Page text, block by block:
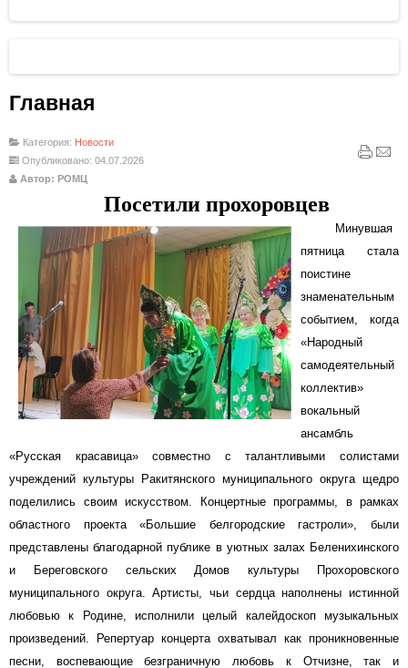
Главная
Категория: Новости
Опубликовано: 04.07.2026
Автор: РОМЦ
Посетили прохоровцев
Минувшая
пятница стала
поистине
знаменательным
событием, когда
«Народный
самодеятельный
коллектив»
вокальный
ансамбль
«Русская красавица» совместно с талантливыми солистами
учреждений культуры Ракитянского муниципального округа щедро
поделились своим искусством. Концертные программы, в рамках
областного проекта «Большие белгородские гастроли», были
представлены благодарной публике в уютных залах Беленихинского
и Береговского сельских Домов культуры Прохоровского
муниципального округа. Артисты, чьи сердца наполнены истинной
любовью к Родине, исполнили целый калейдоскоп музыкальных
произведений. Репертуар концерта охватывал как проникновенные
песни, воспевающие безграничную любовь к Отчизне, так и